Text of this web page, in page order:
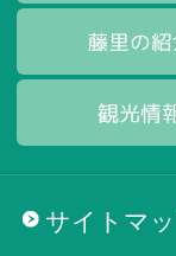
サイトマ